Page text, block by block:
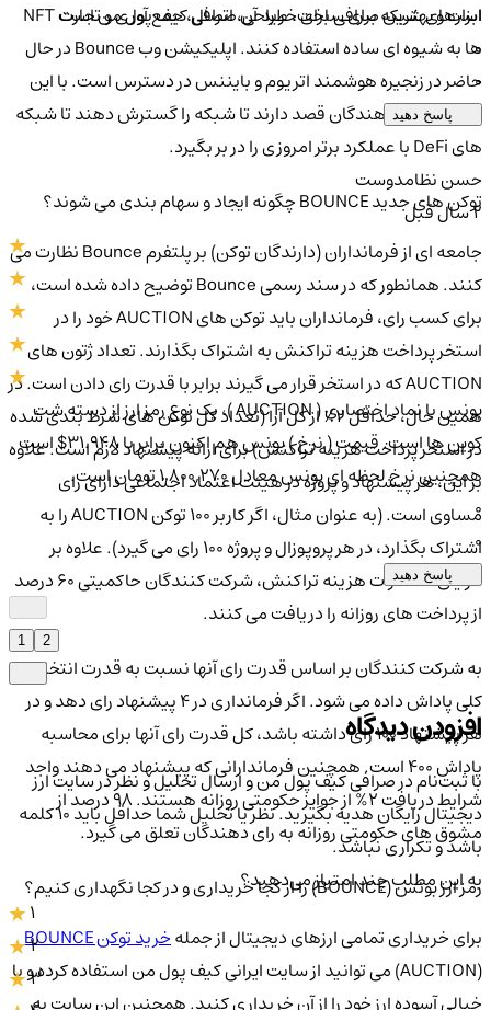
ابزارهای شبکه برای ساخت، طراحی، اتصال، جمع آوری و تجارت NFT
ها به شیوه ای ساده استفاده کنند. اپلیکیشن وب Bounce در حال
حاضر در زنجیره هوشمند اتریوم و بایننس در دسترس است. با این
حال، توسعه دهندگان قصد دارند تا شبکه را گسترش دهند تا شبکه
های DeFi با عملکرد برتر امروزی را در بر بگیرد.
توکن های جدید BOUNCE چگونه ایجاد و سهام بندی می شوند؟
جامعه ای از فرمانداران (دارندگان توکن) بر پلتفرم Bounce نظارت می
کنند. همانطور که در سند رسمی Bounce توضیح داده شده است،
برای کسب رای، فرمانداران باید توکن های AUCTION خود را در
استخر پرداخت هزینه تراکنش به اشتراک بگذارند. تعداد ژتون های
AUCTION که در استخر قرار می گیرند برابر با قدرت رای دادن است. در
همین حال، حداقل 2٪ از کل آرا (تعداد کل توکن های شرط بندی شده
در استخر پرداخت هزینه تراکنش) برای ارائه پیشنهاد لازم است. علاوه
بر این، هر پیشنهاد و پروژه در هیئت اعتماد اجتماعی دارای رای
مساوی است. (به عنوان مثال، اگر کاربر 100 توکن AUCTION را به
اشتراک بگذارد، در هر پروپوزال و پروژه 100 رای می گیرد). علاوه بر
مزایای مخاطرات هزینه تراکنش، شرکت کنندگان حاکمیتی 60 درصد
از پرداخت های روزانه را دریافت می کنند.
به شرکت کنندگان بر اساس قدرت رای آنها نسبت به قدرت انتخاباتی
کلی پاداش داده می شود. اگر فرمانداری در 4 پیشنهاد رای دهد و در
هر پیشنهاد 100 رای داشته باشد، کل قدرت رای آنها برای محاسبه
پاداش 400 است. همچنین فرماندارانی که پیشنهاد می دهند واجد
شرایط دریافت 2% از جوایز حکومتی روزانه هستند. 98 درصد از
مشوق های حکومتی روزانه به رای دهندگان تعلق می گیرد.
رمز ارز بونس (BOUNCE) را از کجا خریداری و در کجا نگهداری کنیم؟
برای خریداری تمامی ارزهای دیجیتال از جملهخرید توکن BOUNCE
(AUCTION) می توانید از سایت ایرانی کیف پول من استفاده کرده و با
خیالی آسوده ارز خود را از آن خریداری کنید. همچنین این سایت به
است و بهترین صرافی برای خرید آن صرافی کیف پول من است
پاسخ دهید
حسن نظامدوست
بونس با نماد اختصاری ( AUCTION )، یک نوع رمز ارز از دسته شت
کوین ها است. قیمت ( نرخ ) بونس هم اکنون برابر با 31.948$ است
همچنین نرخ لحظه ای بونس معادل 1,800,270 تومان است.
پاسخ دهید
افزودن دیدگاه
با ثبت‌نام در صرافی کیف پول من و ارسال تحلیل و نظر در سایت ارز
دیجیتال رایگان هدیه بگیرید. نظر یا تحلیل شما حداقل باید ۱۰ کلمه
باشد و تکراری نباشد.
به این مطلب چند امتیاز می‌دهید؟
2
3